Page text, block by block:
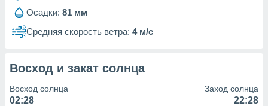
Осадки: 81 мм
Средняя скорость ветра: 4 м/с
Восход и закат солнца
Восход солнца
02:28
Заход солнца
22:28